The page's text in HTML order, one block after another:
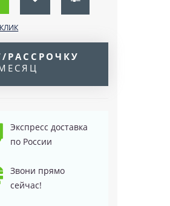
РАССРОЧКУ
Экспресс доставка
по России
Звони прямо
сейчас!